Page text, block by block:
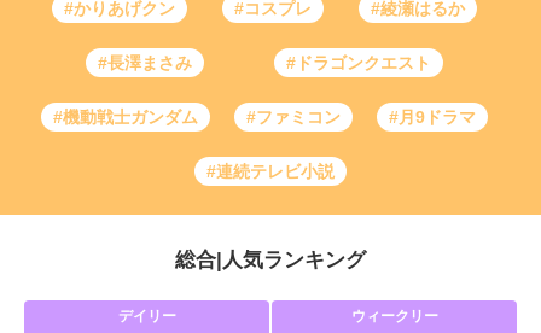
#かりあげクン #コスプレ #綾瀬はるか
#長澤まさみ #ドラゴンクエスト
#機動戦士ガンダム #ファミコン #月9ドラマ
#連続テレビ小説
総合 人気ランキング
デイリー ウィークリー